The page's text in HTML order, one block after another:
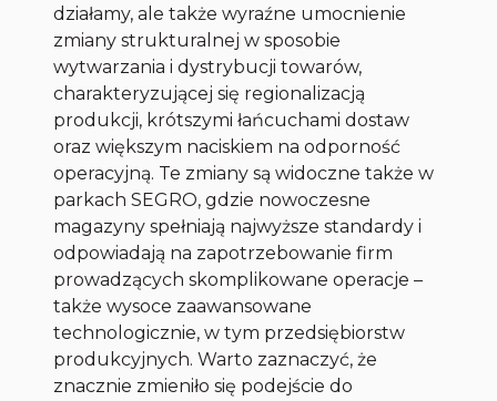
działamy, ale także wyraźne umocnienie
zmiany strukturalnej w sposobie
wytwarzania i dystrybucji towarów,
charakteryzującej się regionalizacją
produkcji, krótszymi łańcuchami dostaw
oraz większym naciskiem na odporność
operacyjną. Te zmiany są widoczne także w
parkach SEGRO, gdzie nowoczesne
magazyny spełniają najwyższe standardy i
odpowiadają na zapotrzebowanie firm
prowadzących skomplikowane operacje –
także wysoce zaawansowane
technologicznie, w tym przedsiębiorstw
produkcyjnych. Warto zaznaczyć, że
znacznie zmieniło się podejście do